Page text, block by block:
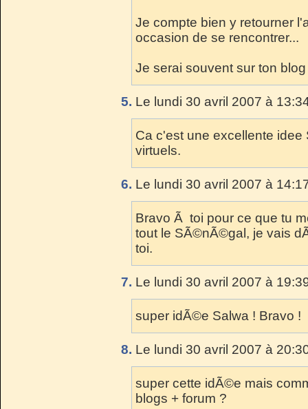
Je compte bien y retourner
occasion de se rencontrer...
Je serai souvent sur ton blog
5. Le lundi 30 avril 2007 à
Ca c'est une excellente
virtuels.
6. Le lundi 30 avril 2007 à
Bravo Ã toi pour ce que tu
tout le SÃ©nÃ©gal, je vais
toi.
7. Le lundi 30 avril 2007 à
super idÃ©e Salwa ! Bravo !
8. Le lundi 30 avril 2007 à
super cette idÃ©e mais
blogs + forum ?